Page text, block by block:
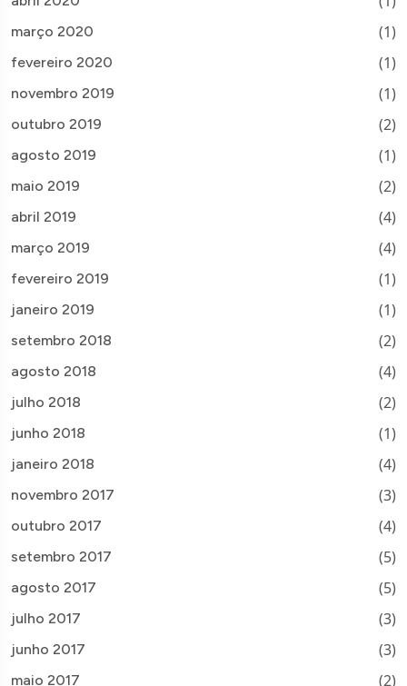
março 2020 (1)
fevereiro 2020 (1)
novembro 2019 (1)
outubro 2019 (2)
agosto 2019 (1)
maio 2019 (2)
abril 2019 (4)
março 2019 (4)
fevereiro 2019 (1)
janeiro 2019 (1)
setembro 2018 (2)
agosto 2018 (4)
julho 2018 (2)
junho 2018 (1)
janeiro 2018 (4)
novembro 2017 (3)
outubro 2017 (4)
setembro 2017 (5)
agosto 2017 (5)
julho 2017 (3)
junho 2017 (3)
maio 2017 (2)